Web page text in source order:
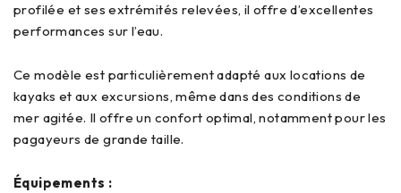
profilée et ses extrémités relevées, il offre d’excellentes
performances sur l’eau.
Ce modèle est particulièrement adapté aux locations de
kayaks et aux excursions, même dans des conditions de
mer agitée. Il offre un confort optimal, notamment pour les
pagayeurs de grande taille.
Équipements :